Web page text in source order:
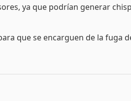
ya que podrían generar
que se encarguen de la fuga